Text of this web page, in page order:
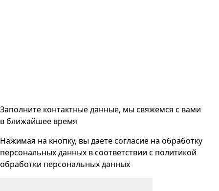
Заполните контактные данные, мы свяжемся с вами
в ближайшее время
Нажимая на кнопку, вы даете согласие на обработку
персональных данных в соответствии с политикой
обработки персональных данных